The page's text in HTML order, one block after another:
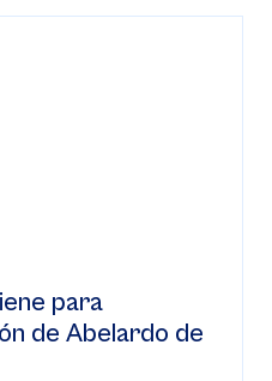
para
de Abelardo de